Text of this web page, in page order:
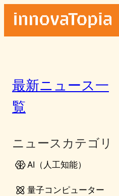
最新ニュース一
覧
ニュースカテゴリ
AI（人工知能）
量子コンピューター